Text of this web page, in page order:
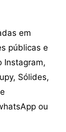
em
públicas e
Instagram,
Sólides,
ou